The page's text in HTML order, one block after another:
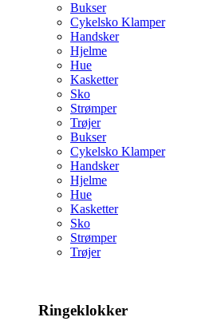
Bukser
Cykelsko Klamper
Handsker
Hjelme
Hue
Kasketter
Sko
Strømper
Trøjer
Bukser
Cykelsko Klamper
Handsker
Hjelme
Hue
Kasketter
Sko
Strømper
Trøjer
Ringeklokker